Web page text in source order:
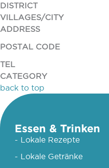
DISTRICT
VILLAGES/CITY
ADDRESS
POSTAL CODE
TEL
CATEGORY
back to top
Essen & Trinken
- Lokale Rezepte
- Lokale Getränke